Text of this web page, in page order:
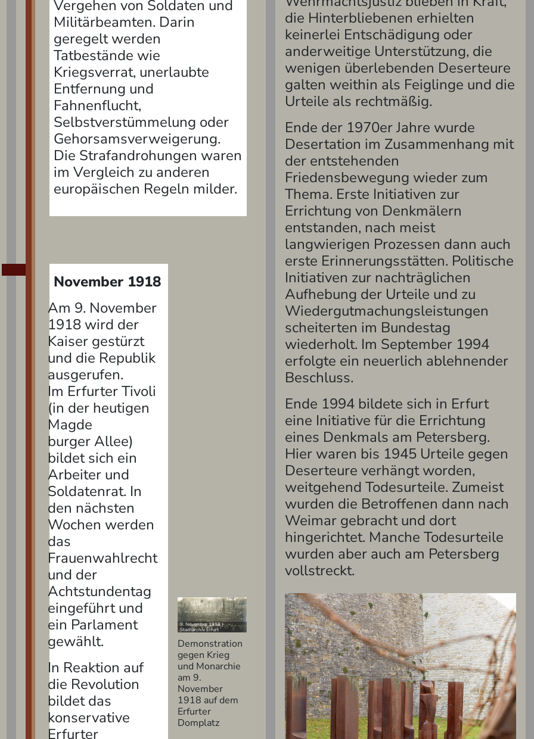
Vergehen von Soldaten und
Militärbeamten. Darin
geregelt werden
Tatbestände wie
Kriegsverrat, unerlaubte
Entfernung und
Fahnenflucht,
Selbstverstümmelung oder
Gehorsamsverweigerung.
Die Strafandrohungen waren
im Vergleich zu anderen
europäischen Regeln milder.
November 1918
Am 9. November
1918 wird der
Kaiser gestürzt
und die Republik
ausgerufen.
Im Erfurter Tivoli
(in der heutigen
Mag­de­
burger Allee)
bildet sich ein
Arbeiter und
Soldatenrat. In
den nächsten
Wochen werden
das
Frauenwahlrecht
und der
Achtstundentag
eingeführt und
ein Parlament
gewählt.
In Reaktion auf
die Revolution
bildet das
konservative
Erfurter
9. November 1918 |
Stadtarchiv Erfurt
Demonstration
gegen Krieg
und Monarchie
am 9.
November
1918 auf dem
Erfurter
Domplatz
die Hinterbliebenen erhielten
keinerlei Entschädigung oder
anderweitige Unterstützung, die
wenigen überlebenden Deserteure
galten weithin als Feiglinge und die
Urteile als rechtmäßig.
Ende der 1970er Jahre wurde
Desertation im Zusammenhang mit
der entstehenden
Friedensbewegung wieder zum
Thema. Erste Initiativen zur
Errichtung von Denkmälern
entstanden, nach meist
langwierigen Prozessen dann auch
erste Erinnerungsstätten. Politische
Initiativen zur nachträglichen
Aufhebung der Urteile und zu
Wiedergutmachungsleistungen
scheiterten im Bundestag
wiederholt. Im September 1994
erfolgte ein neuerlich ablehnender
Beschluss.
Ende 1994 bildete sich in Erfurt
eine Initiative für die Errichtung
eines Denkmals am Petersberg.
Hier waren bis 1945 Urteile gegen
Deserteure verhängt worden,
weitgehend Todesurteile. Zumeist
wurden die Betroffenen dann nach
Weimar gebracht und dort
hingerichtet. Manche Todesurteile
wurden aber auch am Petersberg
vollstreckt.